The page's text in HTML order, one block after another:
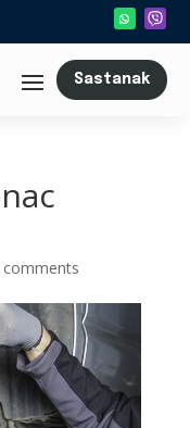
Sastanak
comments